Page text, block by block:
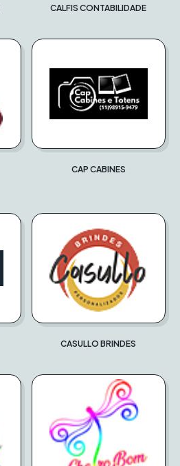
CALFIS CONTABILIDADE
CAP CABINES
CASULLO BRINDES